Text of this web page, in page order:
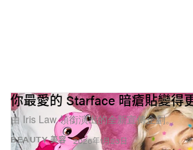
BEAUTY 美容
你最愛的 Starface 暗瘡貼變得
由 Iris Law 領銜演出的全新宣傳企劃。
2026年1月23日